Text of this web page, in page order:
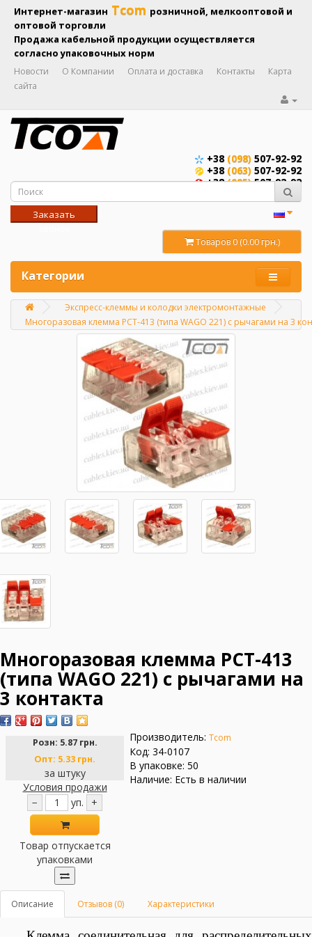
Интернет-магазин Tcom розничной, мелкооптовой и
оптовой торговли
Продажа кабельной продукции осуществляется
согласно упаковочных норм
Новости О Компании Оплата и доставка Контакты
Карта
сайта
+38 (098) 507-92-92
+38 (063) 507-92-92
+38(095)507-92-92
Заказать
Товаров 0 (0.00 грн.)
Категории
Экспресс-клеммы и колодки электромонтажные
Многоразовая клемма PCT-413 (типа WAGО 221) с рычагами на 3
Многоразовая клемма PCT-413
(типа WAGО 221) с рычагами на
3 контакта
Розн: 5.87 грн.
Опт: 5.33 грн.
за штуку
Условия продажи
−
уп. +
Товар отпускается
упаковками
Производитель: Tcom
Код: 34-0107
В упаковке: 50
Наличие: Есть в наличии
Описание Отзывов (0) Характеристики